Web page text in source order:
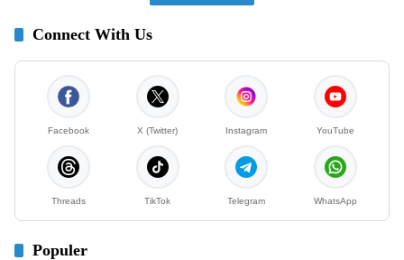
Connect With Us
Facebook X (Twitter) Instagram YouTube
Threads TikTok Telegram WhatsApp
Populer